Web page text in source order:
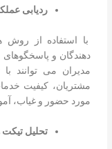
ردیابی
با استفاده از روش
دهندگان و پاسخگوهای
مدیران می توانند
مشتریان، کیفیت
مورد حضور و غیاب،
تحلیل